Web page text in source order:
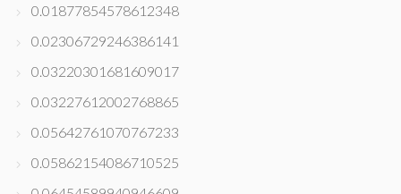
0.01877854578612348
0.02306729246386141
0.03220301681609017
0.03227612002768865
0.05642761070767233
0.05862154086710525